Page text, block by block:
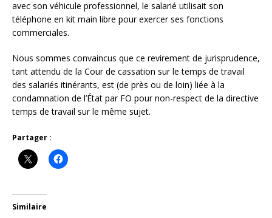
avec son véhicule professionnel, le salarié utilisait son
téléphone en kit main libre pour exercer ses fonctions
commerciales.
Nous sommes convaincus que ce revirement de jurisprudence,
tant attendu de la Cour de cassation sur le temps de travail
des salariés itinérants, est (de près ou de loin) liée à la
condamnation de l’État par FO pour non-respect de la directive
temps de travail sur le même sujet.
Partager :
Similaire